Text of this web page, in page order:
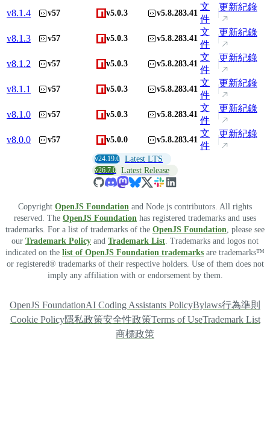
v8.1.4 v57 v5.0.3 v5.8.283.41
文
件
更新紀錄
v8.1.3 v57 v5.0.3 v5.8.283.41
文
件
更新紀錄
v8.1.2 v57 v5.0.3 v5.8.283.41
文
件
更新紀錄
v8.1.1 v57 v5.0.3 v5.8.283.41
文
件
更新紀錄
v8.1.0 v57 v5.0.3 v5.8.283.41
文
件
更新紀錄
v8.0.0 v57 v5.0.0 v5.8.283.41
文
件
更新紀錄
v24.19.0 Latest LTS
v26.7.0 Latest Release
Copyright OpenJS Foundation and Node.js contributors. All rights
reserved. The OpenJS Foundation has registered trademarks and uses
trademarks. For a list of trademarks of the OpenJS Foundation , please see
our Trademark Policy and Trademark List . Trademarks and logos not
indicated on the list of OpenJS Foundation trademarks are trademarks™
or registered® trademarks of their respective holders. Use of them does not
imply any affiliation with or endorsement by them.
OpenJS FoundationAI Coding Assistants PolicyBylaws行為準則
Cookie Policy隱私政策安全性政策Terms of UseTrademark List
商標政策